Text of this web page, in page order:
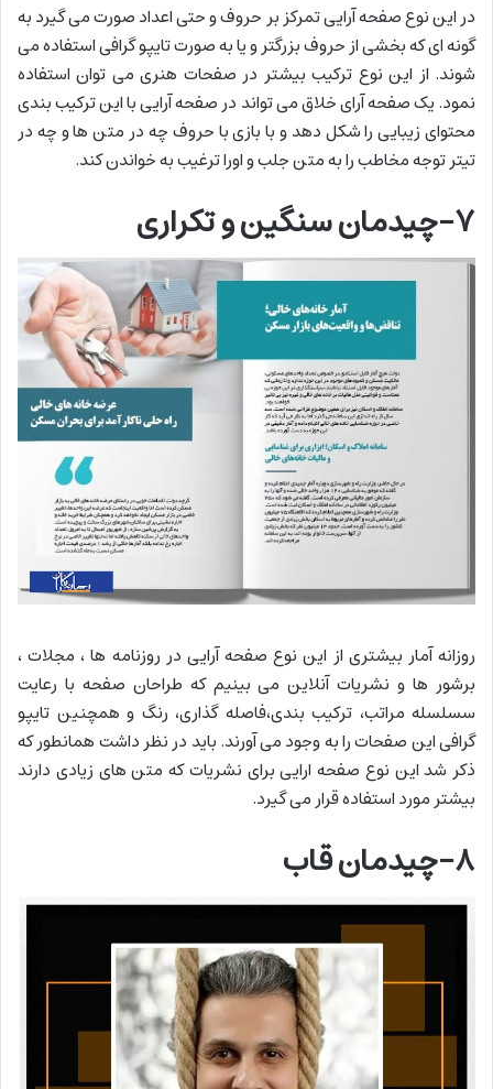
در این نوع صفحه آرایی تمرکز بر حروف و حتی اعداد صورت می گیرد به
گونه ای که بخشی از حروف بزرگتر و یا به صورت تایپو گرافی استفاده می
شوند. از این نوع ترکیب بیشتر در صفحات هنری می توان استفاده
نمود. یک صفحه آرای خلاق می تواند در صفحه آرایی با این ترکیب بندی
محتوای زیبایی را شکل دهد و با بازی با حروف چه در متن ها و چه در
تیتر توجه مخاطب را به متن جلب و اورا ترغیب به خواندن کند.
۷-چیدمان سنگین و تکراری
روزانه آمار بیشتری از این نوع صفحه آرایی در روزنامه ها ، مجلات ،
برشور ها و نشریات آنلاین می بینیم که طراحان صفحه با رعایت
سسلسله مراتب، ترکیب بندی،فاصله گذاری، رنگ و همچنین تایپو
گرافی این صفحات را به وجود می آورند. باید در نظر داشت همانطور که
ذکر شد این نوع صفحه ارایی برای نشریات که متن های زیادی دارند
بیشتر مورد استفاده قرار می گیرد.
۸-چیدمان قاب